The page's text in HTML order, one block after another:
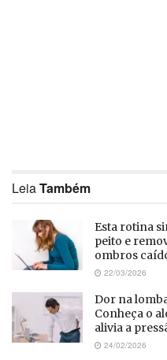
LeiaTambém
Esta rotina
peito e
ombros
22/03/2026
Dor na
Conheça o
alivia a
24/02/2026